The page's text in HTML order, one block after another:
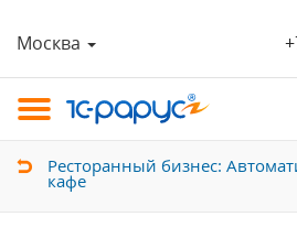
Москва
Ресторанный бизнес:
кафе